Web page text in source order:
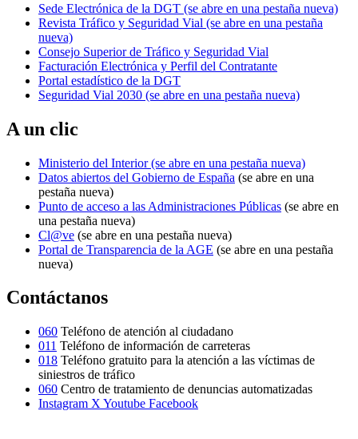
Sede Electrónica de la DGT (se abre en una pestaña nueva)
Revista Tráfico y Seguridad Vial (se abre en una pestaña
nueva)
Consejo Superior de Tráfico y Seguridad Vial
Facturación Electrónica y Perfil del Contratante
Portal estadístico de la DGT
Seguridad Vial 2030 (se abre en una pestaña nueva)
A un clic
Ministerio del Interior(se abre en una pestaña nueva)
Datos abiertos del Gobierno de España (se abre en una
pestaña nueva)
Punto de acceso a las Administraciones Públicas (se abre en
una pestaña nueva)
Cl@ve (se abre en una pestaña nueva)
Portal de Transparencia de la AGE (se abre en una pestaña
nueva)
Contáctanos
060 Teléfono de atención al ciudadano
011 Teléfono de información de carreteras
018 Teléfono gratuito para la atención a las víctimas de
siniestros de tráfico
060 Centro de tratamiento de denuncias automatizadas
Instagram X Youtube Facebook